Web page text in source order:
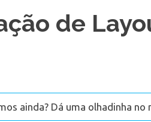
de
ainda? Dá uma olhadinha